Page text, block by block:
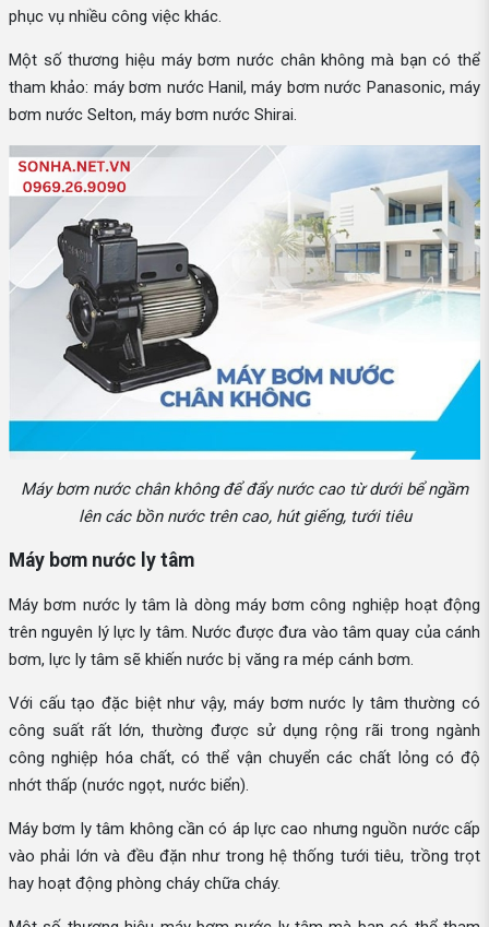
phục vụ nhiều công việc khác.
Một số thương hiệu máy bơm nước chân không mà bạn có thể
tham khảo: máy bơm nước Hanil, máy bơm nước Panasonic, máy
bơm nước Selton, máy bơm nước Shirai.
Máy bơm nước chân không để đẩy nước cao từ dưới bể ngầm
lên các bồn nước trên cao, hút giếng, tưới tiêu
Máy bơm nước ly tâm
Máy bơm nước ly tâm là dòng máy bơm công nghiệp hoạt động
trên nguyên lý lực ly tâm. Nước được đưa vào tâm quay của cánh
bơm, lực ly tâm sẽ khiến nước bị văng ra mép cánh bơm.
Với cấu tạo đặc biệt như vậy, máy bơm nước ly tâm thường có
công suất rất lớn, thường được sử dụng rộng rãi trong ngành
công nghiệp hóa chất, có thể vận chuyển các chất lỏng có độ
nhớt thấp (nước ngọt, nước biển).
Máy bơm ly tâm không cần có áp lực cao nhưng nguồn nước cấp
vào phải lớn và đều đặn như trong hệ thống tưới tiêu, trồng trọt
hay hoạt động phòng cháy chữa cháy.